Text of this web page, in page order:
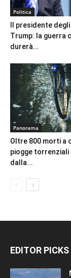
Politica
Il presidente
Trump: la guerra
durerà...
Panorama
Oltre 800 morti a
piogge torrenziali
dalla...
EDITOR PICKS